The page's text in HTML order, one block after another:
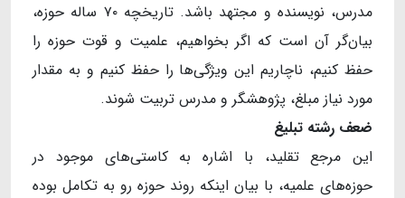
مدرس، نویسنده و مجتهد باشد. تاریخچه ۷۰ ساله حوزه،
بیان‌گر آن است که اگر بخواهیم، علمیت و قوت حوزه را
حفظ کنیم، ناچاریم این ویژگی‌ها را حفظ کنیم و به مقدار
مورد نیاز مبلغ، پژوهشگر و مدرس تربیت شوند.
ضعف رشته تبلیغ
این مرجع تقلید، با اشاره به کاستی‌های موجود در
حوزه‌های علمیه، با بیان اینکه روند حوزه رو به تکامل بوده